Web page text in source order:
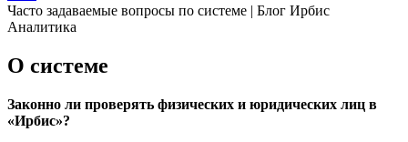
Часто задаваемые вопросы по системе | Блог Ирбис
Аналитика
О системе
Законно ли проверять физических и юридических лиц в
«Ирбис»?